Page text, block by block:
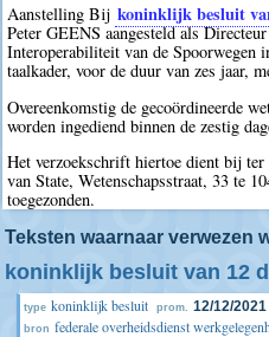
Aanstelling Bij koninklijk besluit
Peter GEENS aangesteld als
Interoperabiliteit van de Spoorwegen
taalkader, voor de duur van zes jaar,
Overeenkomstig de gecoördineerde
worden ingediend binnen de zestig
Het verzoekschrift hiertoe dient bij ter
van State, Wetenschapsstraat, 33 te
toegezonden.
Teksten waarnaar verwezen
koninklijk besluit van 12
type koninklijk besluit prom. 12/12/2021
bron federale overheidsdienst